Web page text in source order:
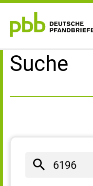
Suchergebnisse
Suche